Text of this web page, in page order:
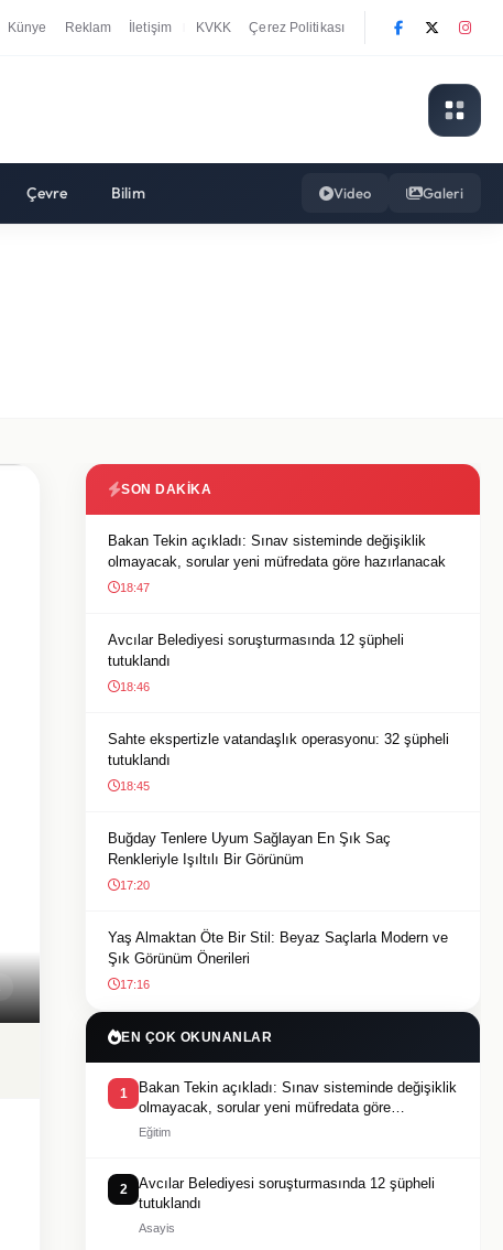
Künye Reklam İletişim KVKK Çerez Politikası
Çevre Bilim Video Galeri
SON DAKIKA
Bakan Tekin açıkladı: Sınav sisteminde değişiklik
olmayacak, sorular yeni müfredata göre hazırlanacak
18:47
Avcılar Belediyesi soruşturmasında 12 şüpheli
tutuklandı
18:46
Sahte ekspertizle vatandaşlık operasyonu: 32 şüpheli
tutuklandı
18:45
Buğday Tenlere Uyum Sağlayan En Şık Saç
Renkleriyle Işıltılı Bir Görünüm
17:20
Yaş Almaktan Öte Bir Stil: Beyaz Saçlarla Modern ve
Şık Görünüm Önerileri
17:16
EN ÇOK OKUNANLAR
1
Bakan Tekin açıkladı: Sınav sisteminde değişiklik
olmayacak, sorular yeni müfredata göre
hazırlanacak
Eğitim
2
Avcılar Belediyesi soruşturmasında 12 şüpheli
tutuklandı
Asayis